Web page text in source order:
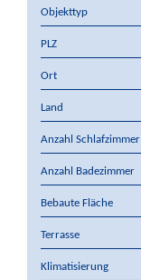
Objekttyp
PLZ
Ort
Land
Anzahl Schlafzimmer
Anzahl Badezimmer
Bebaute Fläche
Terrasse
Klimatisierung